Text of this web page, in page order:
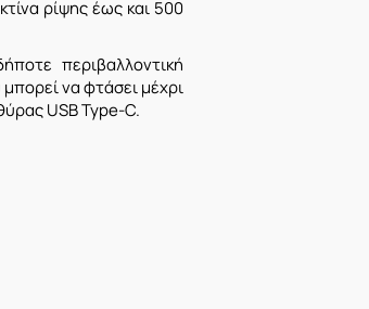
ρίψης έως και 500
περιβαλλοντική
να φτάσει μέχρι
USB Type-C.